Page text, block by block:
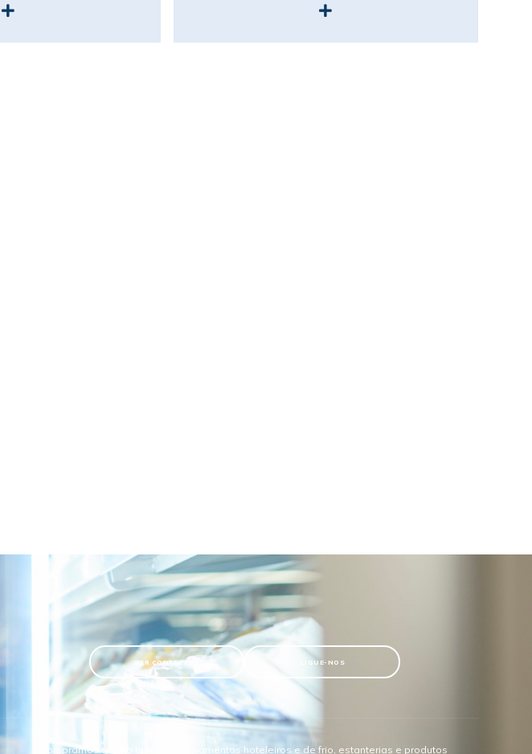
VER CONTACTOS LIGUE-NOS
Compramos todo o tipo de equipamentos hoteleiros e de frio, estanterias e produtos